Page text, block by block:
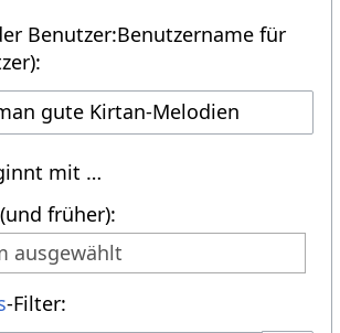
Benutzer:Benutzername für
mit …
früher):
ausgewählt
-Filter: